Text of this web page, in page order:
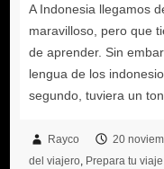
Rayco 20
del viajero
Prepara tu viaje